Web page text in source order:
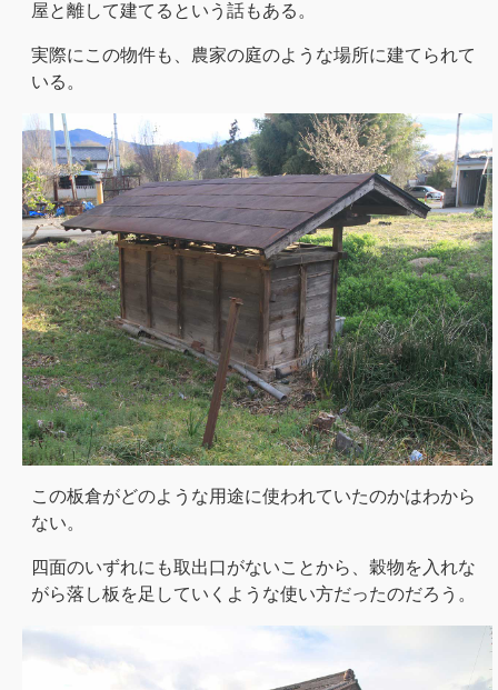
屋と離して建てるという話もある。
実際にこの物件も、農家の庭のような場所に建てられて
いる。
この板倉がどのような用途に使われていたのかはわから
ない。
四面のいずれにも取出口がないことから、穀物を入れな
がら落し板を足していくような使い方だったのだろう。